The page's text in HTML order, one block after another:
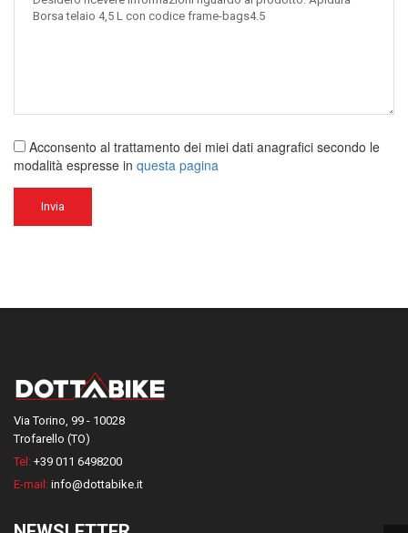
Acconsento al trattamento dei miei dati anagrafici secondo le
modalità espresse in questa pagina
Via Torino, 99 - 10028
Trofarello (TO)
Tel: +39 011 6498200
E-mail: info@dottabike.it